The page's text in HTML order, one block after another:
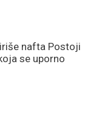
nafta Postoji
se uporno